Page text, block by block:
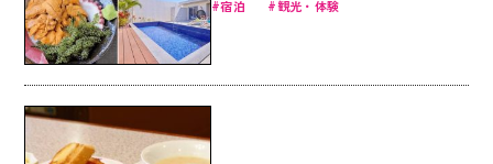
ングリア沖縄・国際通りを遊
宿泊
観光・体験